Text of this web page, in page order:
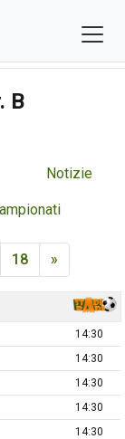
B
Notizie
18 »
14:30
14:30
14:30
14:30
14:30